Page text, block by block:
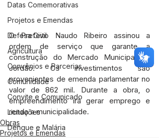
Datas Comemorativas
Projetos e Emendas
Defesa Civil
Agricultura
Convênios e Parcerias
Comunidade
Convite e Comunicado
Licitações
Dengue e Malária
O Prefeito Naudo Ribeiro assinou a
ordem de serviço que garante a
construção do Mercado Municipal de
Jordão. Os investimentos são
provenientes de emenda parlamentar no
valor de 862 mil. Durante a obra, o
empreendimento irá gerar emprego e
renda a municipalidade.
Obras
Projetos e Emendas